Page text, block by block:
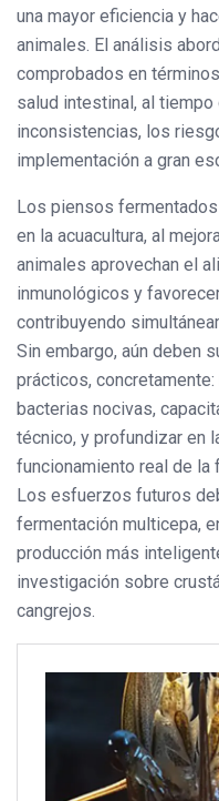
una mayor eficiencia y
animales. El análisis
comprobados en
salud intestinal, al
inconsistencias, los
implementación a gran
Los piensos
en la acuacultura, al
animales aprovechan el
inmunológicos y
contribuyendo
Sin embargo, aún deben
prácticos,
bacterias nocivas,
técnico, y profundizar en
funcionamiento real de la
Los esfuerzos futuros
fermentación multicepa,
producción más
investigación sobre
cangrejos.